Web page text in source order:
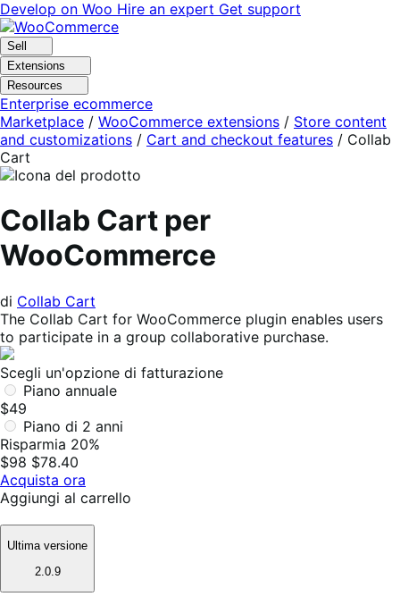
Vai
alla
navigazione
Vai
al
contenuto
Develop on Woo Hire an expert Get support
Sell
Extensions
Resources
Enterprise ecommerce
Marketplace / WooCommerce extensions / Store content
and customizations / Cart and checkout features / Collab
Cart
Collab Cart per
WooCommerce
di Collab Cart
The Collab Cart for WooCommerce plugin enables users
to participate in a group collaborative purchase.
Scegli un'opzione di fatturazione
Piano annuale
$49
Piano di 2 anni
Risparmia 20%
$98 $78.40
Acquista ora
Aggiungi al carrello
Ultima versione
2.0.9